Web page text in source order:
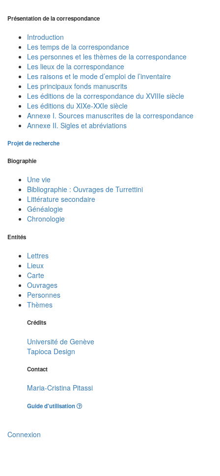
Présentation de la correspondance
Introduction
Les temps de la correspondance
Les personnes et les thèmes de la correspondance
Les lieux de la correspondance
Les raisons et le mode d’emploi de l’inventaire
Les principaux fonds manuscrits
Les éditions de la correspondance du XVIIIe siècle
Les éditions du XIXe-XXIe siècle
Annexe I. Sources manuscrites de la correspondance
Annexe II. Sigles et abréviations
Projet de recherche
Biographie
Une vie
Bibliographie : Ouvrages de Turrettini
Littérature secondaire
Généalogie
Chronologie
Entités
Lettres
Lieux
Carte
Ouvrages
Personnes
Thèmes
Crédits
Université de Genève
Tapioca Design
Contact
Maria-Cristina Pitassi
Guide d'utilisation
Connexion